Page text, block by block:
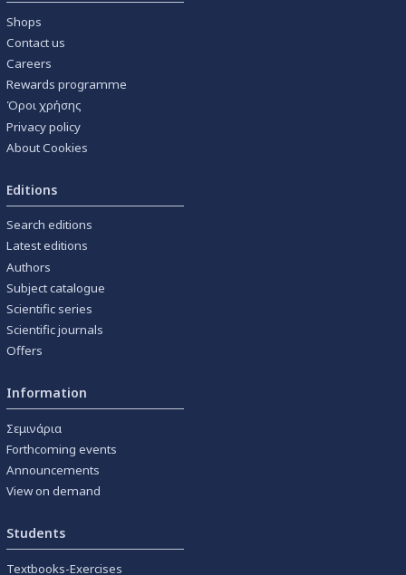
Shops
Contact us
Careers
Rewards programme
Όροι χρήσης
Privacy policy
About Cookies
Editions
Search editions
Latest editions
Authors
Subject catalogue
Scientific series
Scientific journals
Offers
Information
Σεμινάρια
Forthcoming events
Announcements
View on demand
Students
Textbooks-Exercises